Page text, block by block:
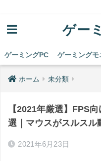
ゲー
ゲーミングPC ゲーミングモ
ホーム 未分類
【2021年厳選】FPS
選｜マウスがスルスル
2021年6月23日